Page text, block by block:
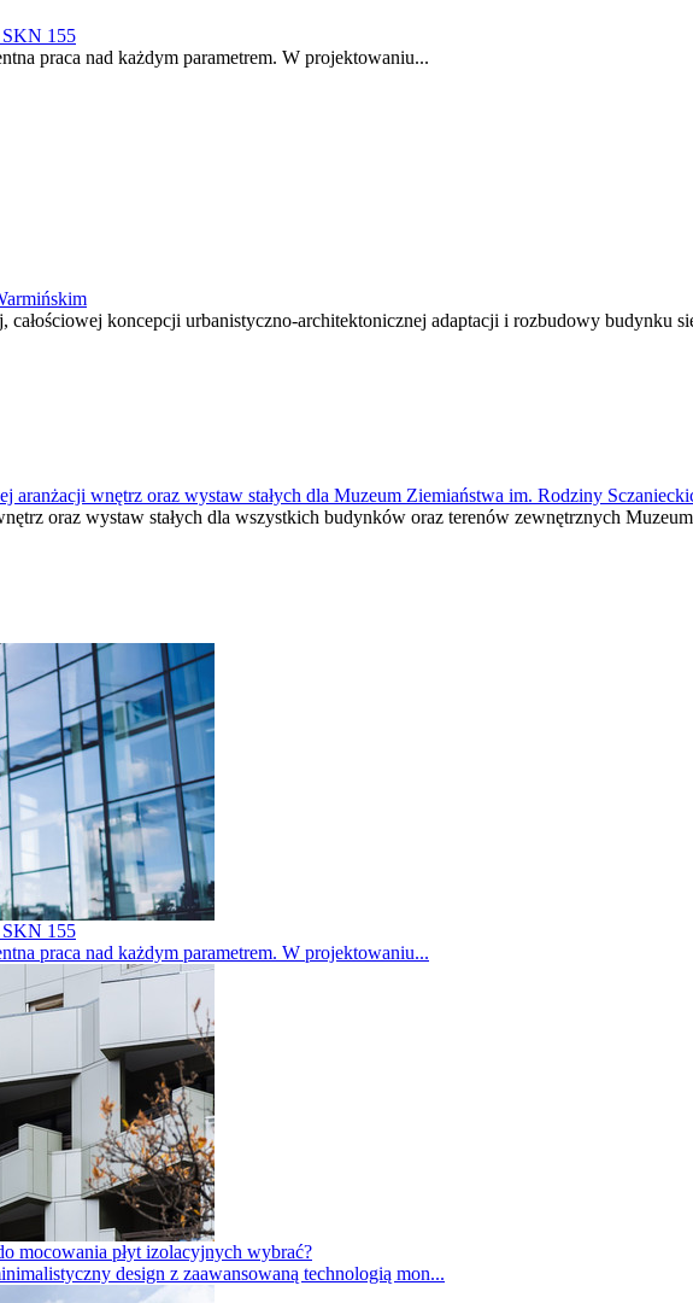
SKN 155
praca nad każdym parametrem. W projektowaniu...
całościowej koncepcji urbanistyczno-architektonicznej adaptacji i rozbudowy budynku
aranżacji wnętrz oraz wystaw stałych dla Muzeum Ziemiaństwa im. Rodziny
oraz wystaw stałych dla wszystkich budynków oraz terenów zewnętrznych
SKN 155
praca nad każdym parametrem. W projektowaniu...
mocowania płyt izolacyjnych wybrać?
design z zaawansowaną technologią mon...